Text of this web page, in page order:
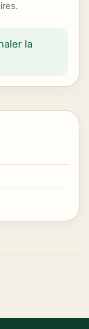
la